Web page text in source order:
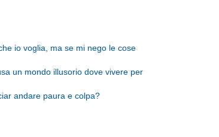
io voglia, ma se mi nego le cose
un mondo illusorio dove vivere per
andare paura e colpa?